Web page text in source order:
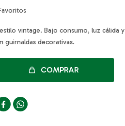
estilo vintage. Bajo consumo, luz cálida y
guirnaldas decorativas.
COMPRAR
 